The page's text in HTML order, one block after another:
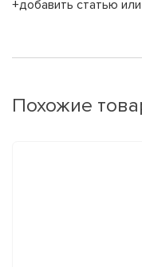
+добавить статью
Похожие